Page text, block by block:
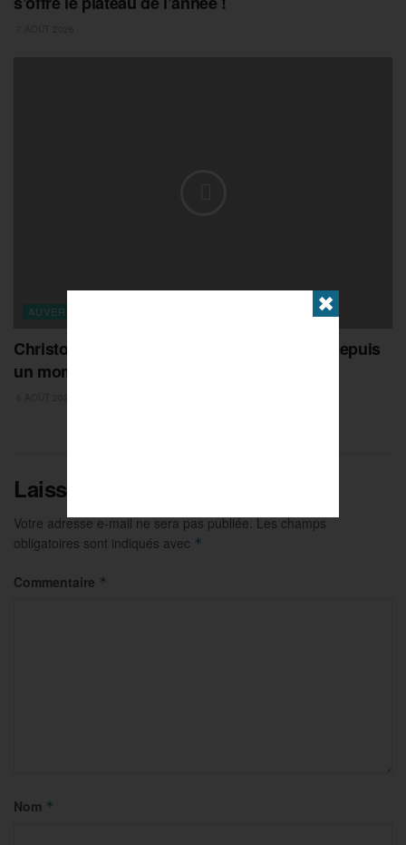
AUVERGNE-RHONE-ALPES
Christophe Sarrio : « ce titre, je l’attendais depuis
un moment »
Laisser un commentaire
Votre adresse e-mail ne sera pas publiée. Les champs
obligatoires sont indiqués avec *
Commentaire *
Nom *
✖